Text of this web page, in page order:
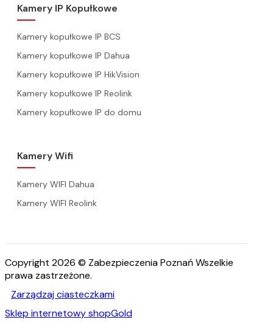
Kamery IP Kopułkowe
Kamery kopułkowe IP BCS
Kamery kopułkowe IP Dahua
Kamery kopułkowe IP HikVision
Kamery kopułkowe IP Reolink
Kamery kopułkowe IP do domu
Kamery Wifi
Kamery WIFI Dahua
Kamery WIFI Reolink
Copyright 2026 © Zabezpieczenia Poznań Wszelkie
prawa zastrzeżone.
Zarządzaj ciasteczkami
Sklep internetowy shopGold